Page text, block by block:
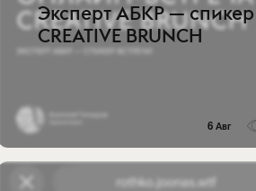
Эксперт АБКР — спикер
CREATIVE BRUNCH
6 Авг